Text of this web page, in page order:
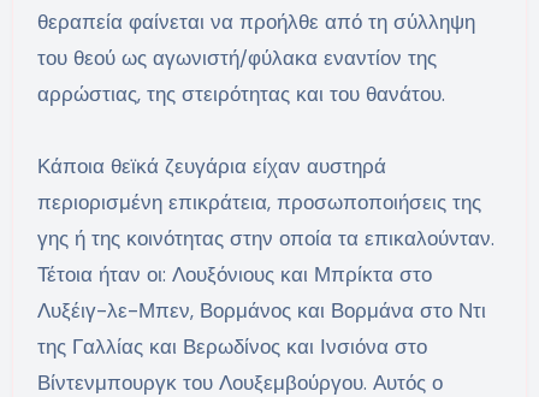
θεραπεία φαίνεται να προήλθε από τη σύλληψη
του θεού ως αγωνιστή/φύλακα εναντίον της
αρρώστιας, της στειρότητας και του θανάτου.
Κάποια θεϊκά ζευγάρια είχαν αυστηρά
περιορισμένη επικράτεια, προσωποποιήσεις της
γης ή της κοινότητας στην οποία τα επικαλούνταν.
Τέτοια ήταν οι: Λουξόνιους και Μπρίκτα στο
Λυξέιγ-λε-Μπεν, Βορμάνος και Βορμάνα στο Ντι
της Γαλλίας και Βερωδίνος και Ινσιόνα στο
Βίντενμπουργκ του Λουξεμβούργου. Αυτός ο